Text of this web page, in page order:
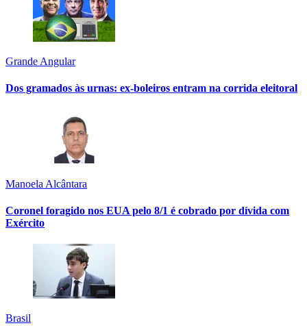
Grande Angular
Dos gramados às urnas: ex-boleiros entram na corrida eleitoral
Manoela Alcântara
Coronel foragido nos EUA pelo 8/1 é cobrado por dívida com
Exército
Brasil